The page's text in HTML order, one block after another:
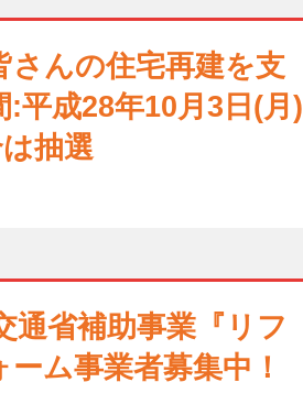
さんの住宅再建を支
平成28年10月3日(月)
抽選
省補助事業『リフ
ム事業者募集中！